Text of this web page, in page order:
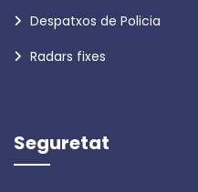
Despatxos de Policia
Radars fixes
Seguretat